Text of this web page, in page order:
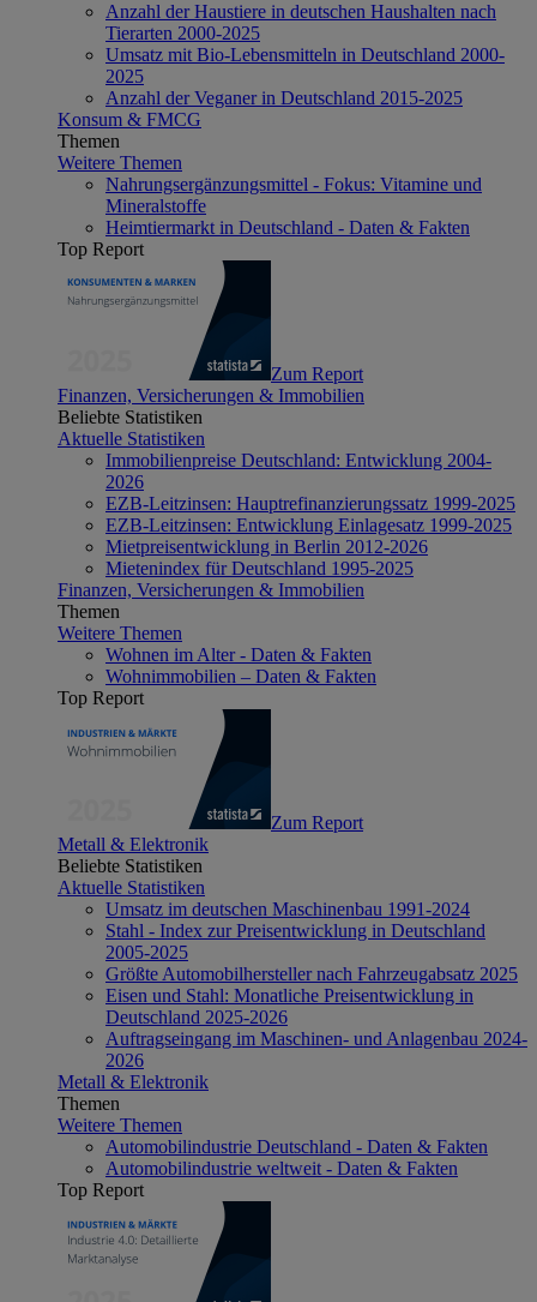
Anzahl der Haustiere in deutschen Haushalten nach
Tierarten 2000-2025
Umsatz mit Bio-Lebensmitteln in Deutschland 2000-
2025
Anzahl der Veganer in Deutschland 2015-2025
Konsum & FMCG
Themen
Weitere Themen
Nahrungsergänzungsmittel - Fokus: Vitamine und
Mineralstoffe
Heimtiermarkt in Deutschland - Daten & Fakten
Top Report
Zum Report
Finanzen, Versicherungen & Immobilien
Beliebte Statistiken
Aktuelle Statistiken
Immobilienpreise Deutschland: Entwicklung 2004-
2026
EZB-Leitzinsen: Hauptrefinanzierungssatz 1999-2025
EZB-Leitzinsen: Entwicklung Einlagesatz 1999-2025
Mietpreisentwicklung in Berlin 2012-2026
Mietenindex für Deutschland 1995-2025
Finanzen, Versicherungen & Immobilien
Themen
Weitere Themen
Wohnen im Alter - Daten & Fakten
Wohnimmobilien – Daten & Fakten
Top Report
Zum Report
Metall & Elektronik
Beliebte Statistiken
Aktuelle Statistiken
Umsatz im deutschen Maschinenbau 1991-2024
Stahl - Index zur Preisentwicklung in Deutschland
2005-2025
Größte Automobilhersteller nach Fahrzeugabsatz 2025
Eisen und Stahl: Monatliche Preisentwicklung in
Deutschland 2025-2026
Auftragseingang im Maschinen- und Anlagenbau 2024-
2026
Metall & Elektronik
Themen
Weitere Themen
Automobilindustrie Deutschland - Daten & Fakten
Automobilindustrie weltweit - Daten & Fakten
Top Report